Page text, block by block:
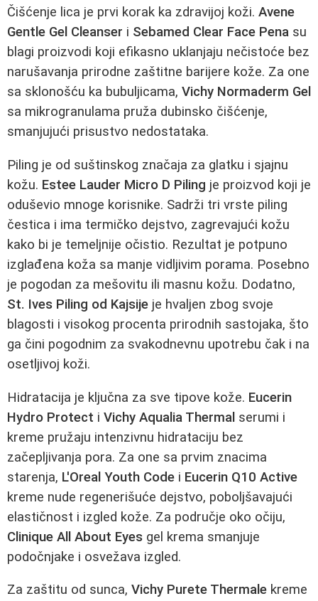
Čišćenje lica je prvi korak ka zdravijoj koži. Avene
Gentle Gel Cleanser i Sebamed Clear Face Pena su
blagi proizvodi koji efikasno uklanjaju nečistoće bez
narušavanja prirodne zaštitne barijere kože. Za one
sa sklonošću ka bubuljicama, Vichy Normaderm Gel
sa mikrogranulama pruža dubinsko čišćenje,
smanjujući prisustvo nedostataka.
Piling je od suštinskog značaja za glatku i sjajnu
kožu. Estee Lauder Micro D Piling je proizvod koji je
oduševio mnoge korisnike. Sadrži tri vrste piling
čestica i ima termičko dejstvo, zagrevajući kožu
kako bi je temeljnije očistio. Rezultat je potpuno
izglađena koža sa manje vidljivim porama. Posebno
je pogodan za mešovitu ili masnu kožu. Dodatno,
St. Ives Piling od Kajsije je hvaljen zbog svoje
blagosti i visokog procenta prirodnih sastojaka, što
ga čini pogodnim za svakodnevnu upotrebu čak i na
osetljivoj koži.
Hidratacija je ključna za sve tipove kože. Eucerin
Hydro Protect i Vichy Aqualia Thermal serumi i
kreme pružaju intenzivnu hidrataciju bez
začepljivanja pora. Za one sa prvim znacima
starenja, L'Oreal Youth Code i Eucerin Q10 Active
kreme nude regenerišuće dejstvo, poboljšavajući
elastičnost i izgled kože. Za područje oko očiju,
Clinique All About Eyes gel krema smanjuje
podočnjake i osvežava izgled.
Za zaštitu od sunca, Vichy Purete Thermale kreme